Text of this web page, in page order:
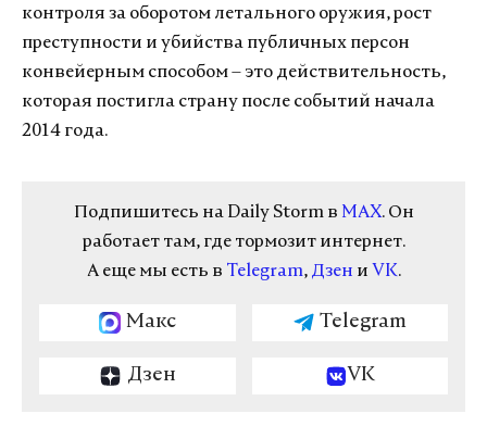
контроля за оборотом летального оружия, рост
преступности и убийства публичных персон
конвейерным способом – это действительность,
которая постигла страну после событий начала
2014 года.
Подпишитесь на Daily Storm в MAX. Он
работает там, где тормозит интернет.
А еще мы есть в Telegram, Дзен и VK.
Макс Telegram
Дзен VK